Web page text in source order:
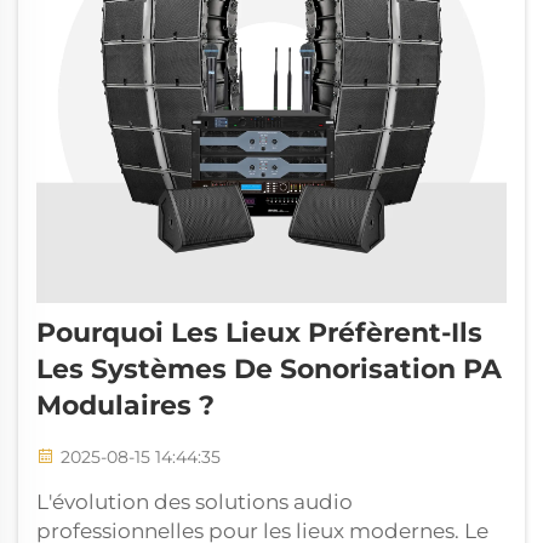
Pourquoi Les Lieux Préfèrent-Ils
Les Systèmes De Sonorisation PA
Modulaires ?
2025-08-15 14:44:35
L'évolution des solutions audio
professionnelles pour les lieux modernes. Le